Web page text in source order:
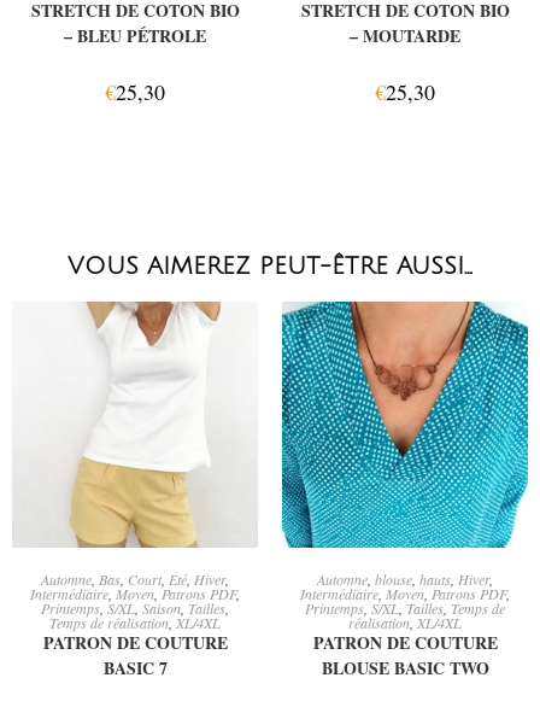
STRETCH DE COTON BIO
– BLEU PÉTROLE
€25,30
STRETCH DE COTON BIO
– MOUTARDE
€25,30
VOUS AIMEREZ PEUT-ÊTRE AUSSI…
AJOUTER AU PANIER
Automne Bas Court Eté Hiver,
Intermédiaire Moyen Patrons PDF,
Printemps S/XL, Saison Tailles
Temps de réalisation XL/4XL
PATRON DE COUTURE
BASIC 7
CHOIX DES OPTIONS
Automne blouse hauts Hiver,
Intermédiaire Moyen Patrons PDF,
Printemps S/XL ,Tailles Temps de
réalisation XL/4XL
PATRON DE COUTURE
BLOUSE BASIC TWO